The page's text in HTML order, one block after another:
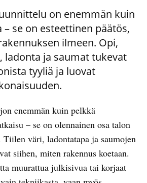
on enemmän kuin
se on esteettinen päätös,
ilmeen. Opi,
ladonta ja saumat tukevat
tyyliä ja luovat
enemmän kuin pelkkä
– se on olennainen osa talon
väri, ladontatapa ja saumojen
siihen, miten rakennus koetaan.
muurattua julkisivua tai korjaat